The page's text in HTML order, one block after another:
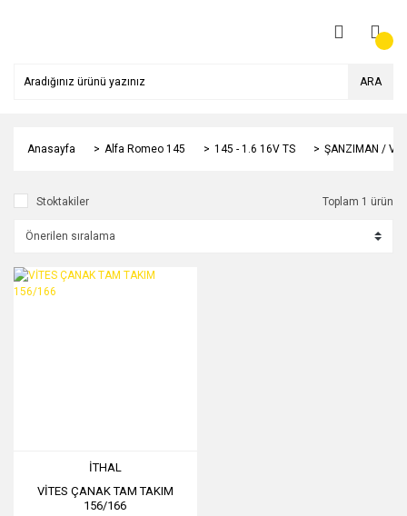
ARA
Anasayfa Alfa Romeo 145 145 - 1.6 16V TS ŞANZIMAN /
Stoktakiler Toplam 1 ürün
İTHAL
VİTES ÇANAK TAM TAKIM
156/166